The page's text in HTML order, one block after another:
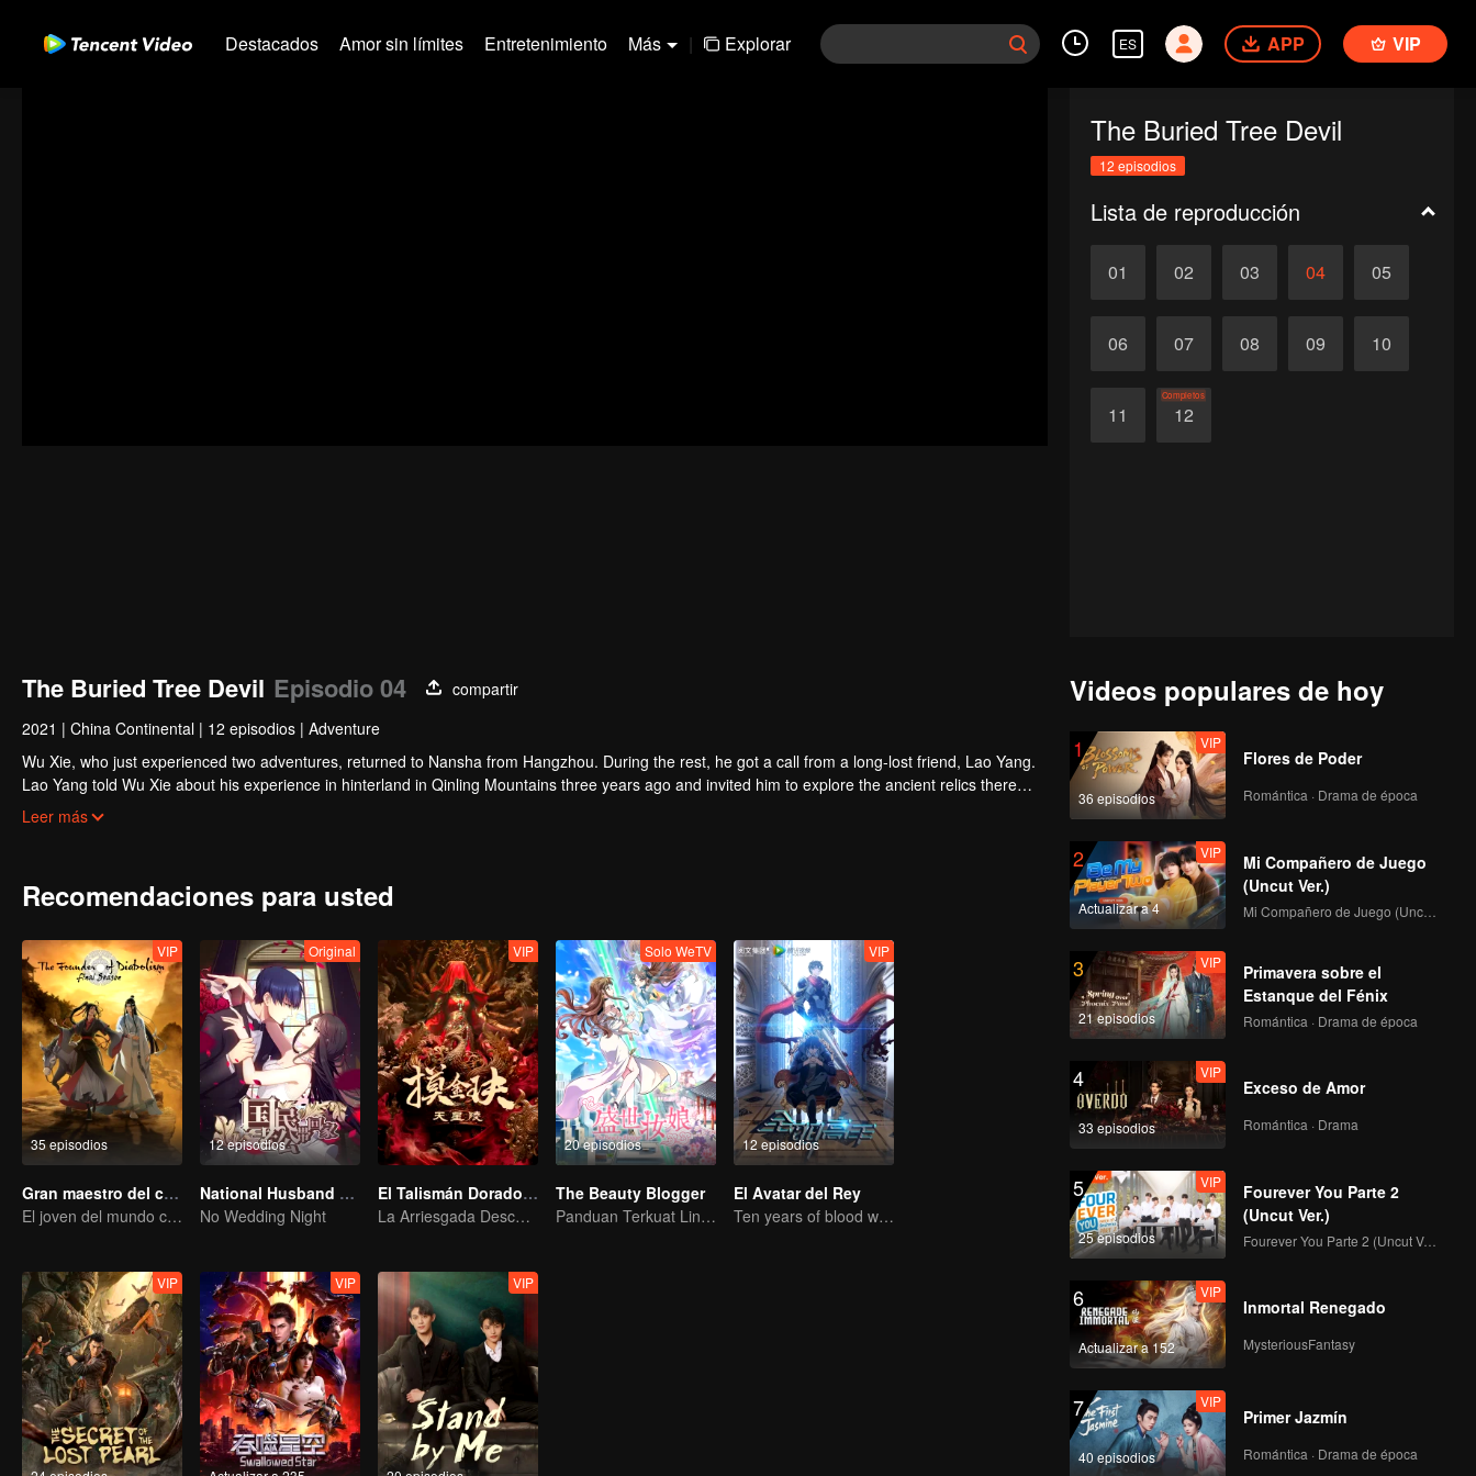
Destacados Amor sin límites Entretenimiento Más | Explorar ES APP VIP
The Buried Tree Devil
12 episodios
Lista de reproducción
01 02 03 04 05
06 07 08 09 10
11 12
Completos
The Buried Tree Devil Episodio 04
compartir
2021 | China Continental | 12 episodios | Adventure
Wu Xie, who just experienced two adventures, returned to Nansha from Hangzhou. During the rest, he got a call from a long-lost friend, Lao Yang.
Lao Yang told Wu Xie about his experience in hinterland in Qinling Mountains three years ago and invited him to explore the ancient relics there
again. In Qinling Mountains, they saw giant Zheluo Salmon, splendid waterfall and amazing divine tree… At the meantime, mysterious Zhang Qiling
Leer más
Recomendaciones para usted
35 episodios
VIP
Gran maestro del cultivo demoníaco
El joven del mundo celestial erradica males por el pueblo
12 episodios
Original
National Husband Bring Home SS1
No Wedding Night
VIP
El Talismán Dorado: La Tumba Estelar
La Arriesgada Descodificación de Hu Bayi
20 episodios
Solo WeTV
The Beauty Blogger
Panduan Terkuat Lintas Dimensi
12 episodios
VIP
El Avatar del Rey
Ten years of blood writing esports brilliant
VIP VIP VIP
Videos populares de hoy
1
36 episodios
VIP
Flores de Poder
Romántica · Drama de época
2
Actualizar a 4
VIP
Mi Compañero de Juego
(Uncut Ver.)
Mi Compañero de Juego (Uncut Ver.)
3
21 episodios
VIP
Primavera sobre el
Estanque del Fénix
Romántica · Drama de época
4
33 episodios
VIP
Exceso de Amor
Romántica · Drama
5
25 episodios
VIP
Fourever You Parte 2
(Uncut Ver.)
Fourever You Parte 2 (Uncut Ver.)
6
Actualizar a 152
VIP
Inmortal Renegado
MysteriousFantasy
7
40 episodios
VIP
Primer Jazmín
Romántica · Drama de época